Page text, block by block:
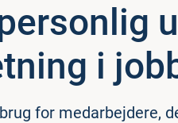
i
for medarbejdere,